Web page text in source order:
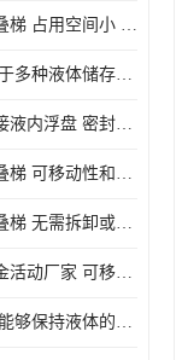
护栏安全折叠梯 占用空间小 方便存放和搬运
内浮盘 适用于多种液体储存和运输 能够降低运输成本和维护成本
呼和浩特全接液内浮盘 密封性能好 有效保护液体质量
护栏安全折叠梯 可移动性和安全性较高 占用空间小
护栏安全折叠梯 无需拆卸或重新安装 占用空间小
哈尔滨铝合金活动厂家 可移动性和安全性较高 占用空间小
箱式内浮盘 能够保持液体的密闭状态 适用于多种液体储存和运输